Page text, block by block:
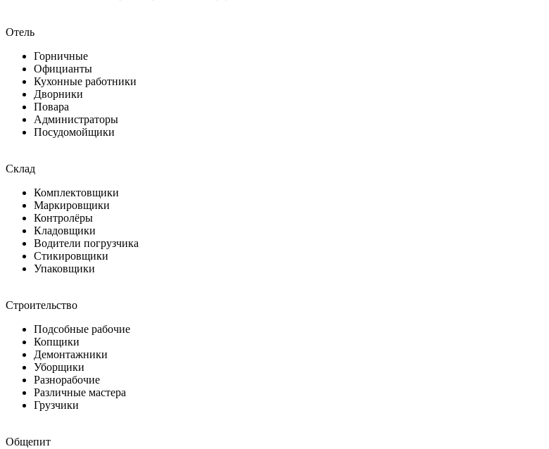
Отель
Горничные
Официанты
Кухонные работники
Дворники
Повара
Администраторы
Посудомойщики
Склад
Комплектовщики
Маркировщики
Контролёры
Кладовщики
Водители погрузчика
Стикировщики
Упаковщики
Строительство
Подсобные рабочие
Копщики
Демонтажники
Уборщики
Разнорабочие
Различные мастера
Грузчики
Общепит